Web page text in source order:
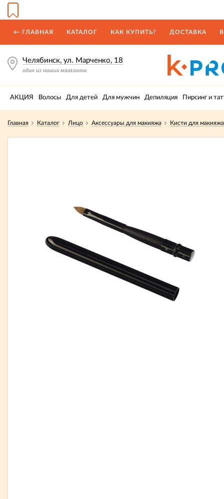
← ГЛАВНАЯ КАТАЛОГ КАК КУПИТЬ? ДОСТАВКА
Челябинск, ул. Марченко, 18
один из наших магазинов
АКЦИЯ Волосы Для детей Для мужчин Депиляция Пирсинг и
Главная Каталог Лицо Аксессуары для макияжа Кисти для макияжа